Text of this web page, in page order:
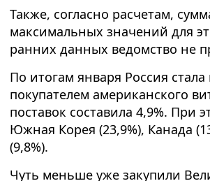
Также, согласно расчетам,
максимальных значений для
ранних данных ведомство не
По итогам января Россия
покупателем американского
поставок составила 4,9%. При
Южная Корея (23,9%), Канада
(9,8%).
Чуть меньше уже закупили